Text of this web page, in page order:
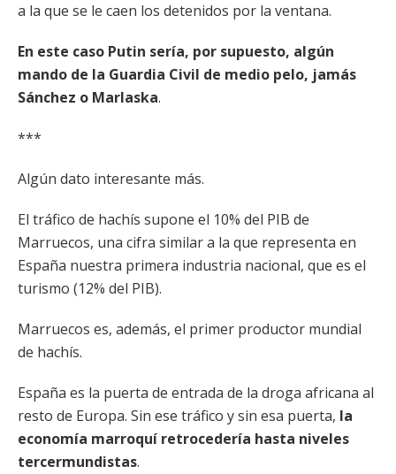
a la que se le caen los detenidos por la ventana.
En este caso Putin sería, por supuesto, algún
mando de la Guardia Civil de medio pelo, jamás
Sánchez o Marlaska.
***
Algún dato interesante más.
El tráfico de hachís supone el 10% del PIB de
Marruecos, una cifra similar a la que representa en
España nuestra primera industria nacional, que es el
turismo (12% del PIB).
Marruecos es, además, el primer productor mundial
de hachís.
España es la puerta de entrada de la droga africana al
resto de Europa. Sin ese tráfico y sin esa puerta, la
economía marroquí retrocedería hasta niveles
tercermundistas.